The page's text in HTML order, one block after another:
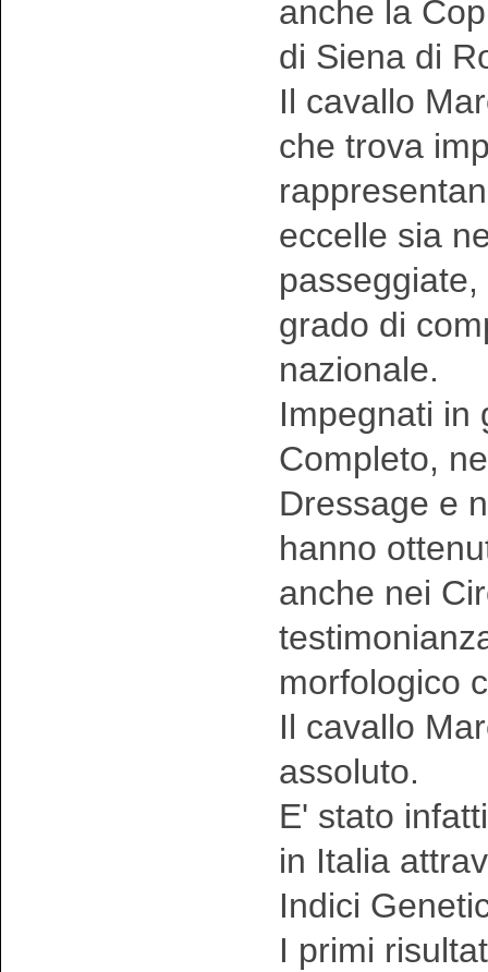
anche la
di Siena di
Il cavallo
che trova
eccelle sia
grado di
nazionale.
Impegnati in
Completo,
Dressage e
hanno
anche nei
morfologico
Il cavallo
assoluto.
E' stato
in Italia
Indici
I primi